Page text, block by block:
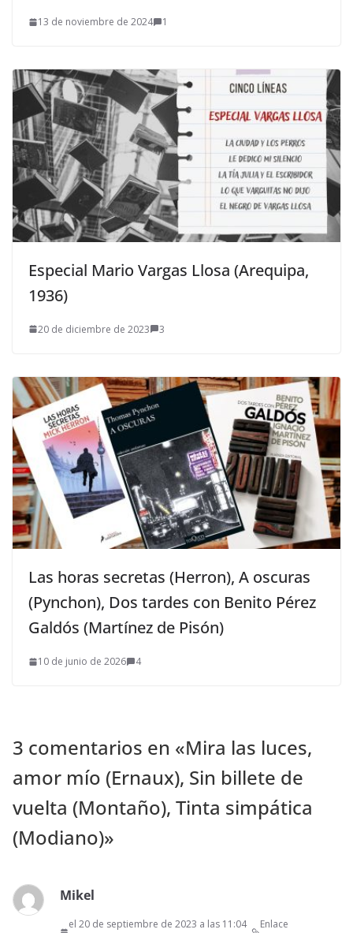
13 de noviembre de 2024 1
Especial Mario Vargas Llosa (Arequipa,
1936)
20 de diciembre de 2023 3
Las horas secretas (Herron), A oscuras
(Pynchon), Dos tardes con Benito Pérez
Galdós (Martínez de Pisón)
10 de junio de 2026 4
3 comentarios en «Mira las luces,
amor mío (Ernaux), Sin billete de
vuelta (Montaño), Tinta simpática
(Modiano)»
Mikel
el 20 de septiembre de 2023 a las 11:04
Enlace